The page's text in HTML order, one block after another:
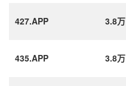
427.APP 3.8万
435.APP 3.8万